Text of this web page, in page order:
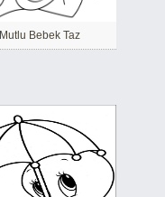
Mutlu Bebek Taz